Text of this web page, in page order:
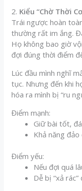
2. Kiểu “Chờ Thời
Trái ngược hoàn
thường rất im ắng.
Họ không bao giờ
đợi đúng thời điểm
Lúc đầu mình nghĩ
tục. Nhưng đến khi
hóa ra mình bị “ru
Điểm mạnh:
Giữ bài tốt,
Khả năng
Điểm yếu:
Nếu đợi quá
Dễ bị “xả